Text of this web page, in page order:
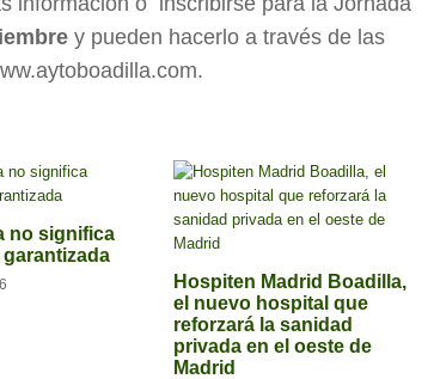
y pueden hacerlo a través de las
no significa
Hospiten Madrid Boadilla,
el nuevo hospital que
reforzará la sanidad
privada en el oeste de
Madrid